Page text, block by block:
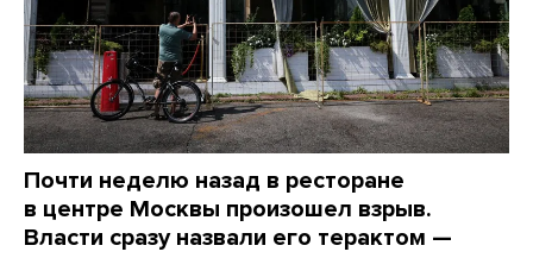
Почти неделю назад в ресторане
в центре Москвы произошел взрыв.
Власти сразу назвали его терактом —